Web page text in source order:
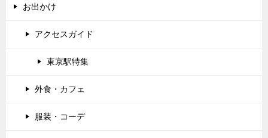
お出かけ
アクセスガイド
東京駅特集
外食・カフェ
服装・コーデ